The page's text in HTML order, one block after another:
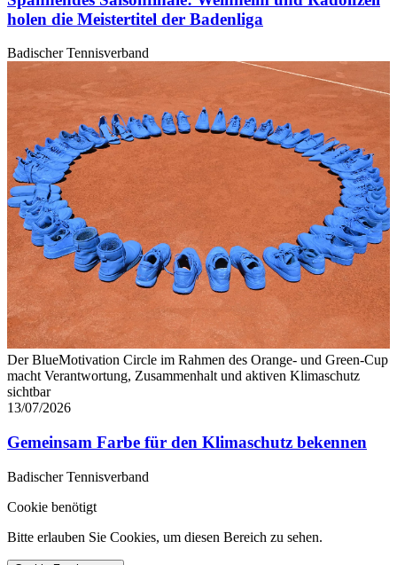
holen die Meistertitel der Badenliga
Badischer Tennisverband
Der BlueMotivation Circle im Rahmen des Orange- und Green-Cup
macht Verantwortung, Zusammenhalt und aktiven Klimaschutz
sichtbar
13/07/2026
Gemeinsam Farbe für den Klimaschutz bekennen
Badischer Tennisverband
Cookie benötigt
Bitte erlauben Sie Cookies, um diesen Bereich zu sehen.